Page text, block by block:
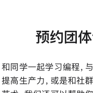
预约团体
和同学一起学习编程，
提高生产力，或是和社